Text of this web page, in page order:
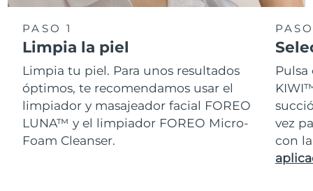
PASO 1
Limpia la piel
Limpia tu piel. Para unos resultados
óptimos, te recomendamos usar el
limpiador y masajeador facial FOREO
LUNA™ y el limpiador FOREO Micro-
Foam Cleanser.
vez
con